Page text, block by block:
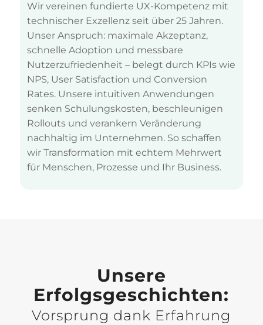
Wir vereinen fundierte UX-Kompetenz mit
technischer Exzellenz seit über 25 Jahren.
Unser Anspruch: maximale Akzeptanz,
schnelle Adoption und messbare
Nutzerzufriedenheit – belegt durch KPIs wie
NPS, User Satisfaction und Conversion
Rates. Unsere intuitiven Anwendungen
senken Schulungskosten, beschleunigen
Rollouts und verankern Veränderung
nachhaltig im Unternehmen. So schaffen
wir Transformation mit echtem Mehrwert
für Menschen, Prozesse und Ihr Business.
Unsere
Erfolgsgeschichten:
Vorsprung dank Erfahrung